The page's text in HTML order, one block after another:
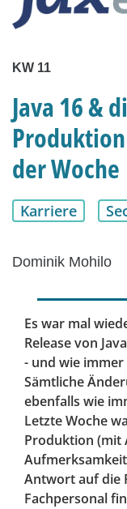
KW 11
Java 16 &
der Woche
Karriere
Dominik Mohilo
Es war mal
Release von
- und wie
Sämtliche
ebenfalls wie
Letzte Woche
Produktion (mit
Antwort auf die
Fachpersonal